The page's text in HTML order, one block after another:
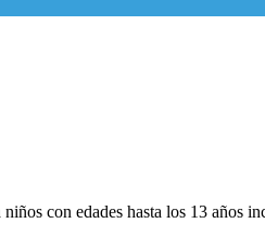
con edades hasta los 13 años